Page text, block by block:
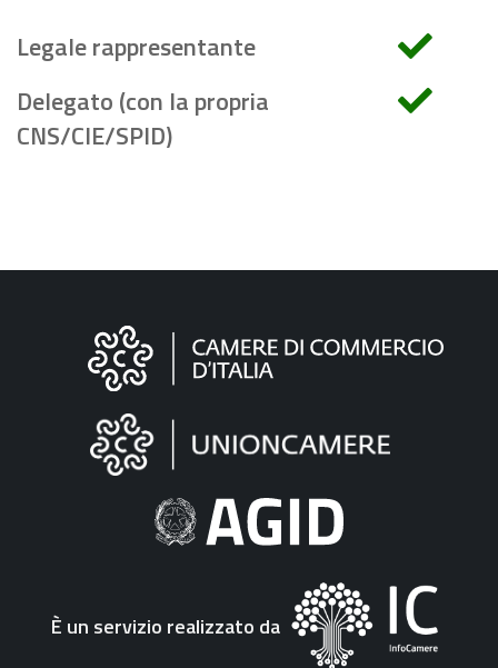
Legale rappresentante
Delegato (con la propria
CNS/CIE/SPID)
Informazioni
"Fattura
Elettronica"
È un servizio realizzato da